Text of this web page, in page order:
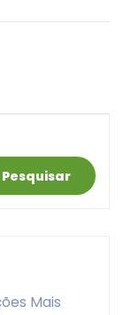
Pesquisar
Mais